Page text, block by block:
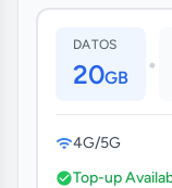
DATOS
20GB •
4G/5G
Top-up